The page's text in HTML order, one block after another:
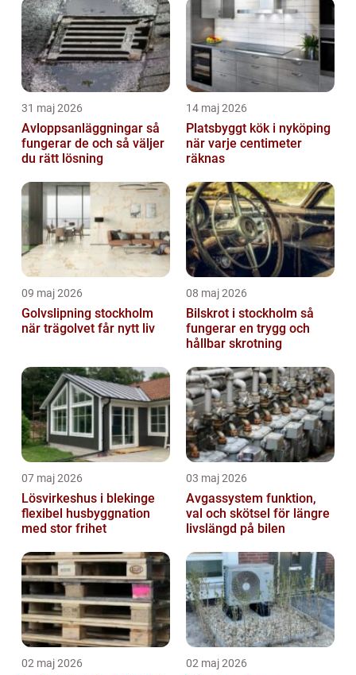
31 maj 2026
Avloppsanläggningar så
fungerar de och så väljer
du rätt lösning
14 maj 2026
Platsbyggt kök i nyköping
när varje centimeter
räknas
09 maj 2026
Golvslipning stockholm
när trägolvet får nytt liv
08 maj 2026
Bilskrot i stockholm så
fungerar en trygg och
hållbar skrotning
07 maj 2026
Lösvirkeshus i blekinge
flexibel husbyggnation
med stor frihet
03 maj 2026
Avgassystem funktion,
val och skötsel för längre
livslängd på bilen
02 maj 2026 02 maj 2026